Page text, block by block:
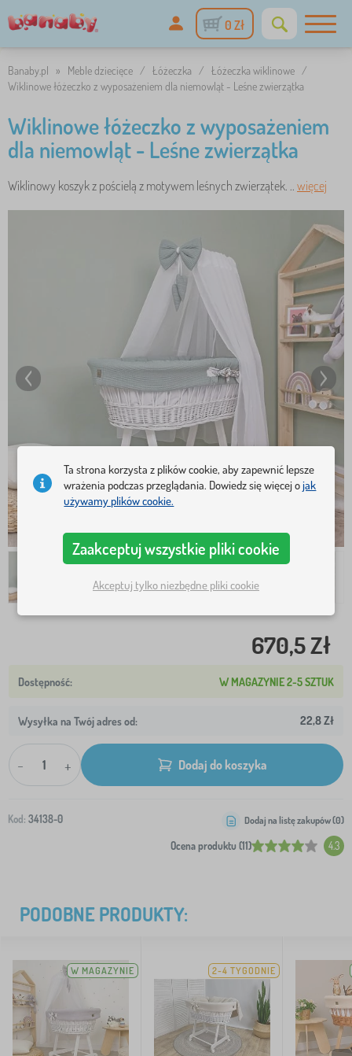
0 Zł
Banaby.pl » Meble dziecięce / Łóżeczka / Łóżeczka wiklinowe /
Wiklinowe łóżeczko z wyposażeniem dla niemowląt - Leśne zwierzątka
Wiklinowe łóżeczko z wyposażeniem
dla niemowląt - Leśne zwierzątka
Wiklinowy koszyk z pościelą z motywem leśnych zwierzątek. .. więcej
670,5 Zł
W MAGAZYNIE 2-5 SZTUK
Wysyłka na Twój adres od: 22,8 Zł
- + Dodaj do koszyka
Kod: 34138-0
Ocena produktu (11) 4.3
Dodaj na listę zakupów (0)
PODOBNE PRODUKTY:
W MAGAZYNIE 2-4 TYGODNIE
Ta strona korzysta z plików cookie, aby zapewnić lepsze
wrażenia podczas przeglądania. Dowiedz się więcej ojak
używamy plików cookie.
Zaakceptuj wszystkie pliki cookie
Akceptuj tylko niezbędne pliki cookie